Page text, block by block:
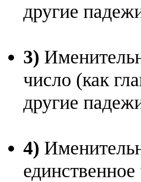
другие
3)
число (как
другие
4)